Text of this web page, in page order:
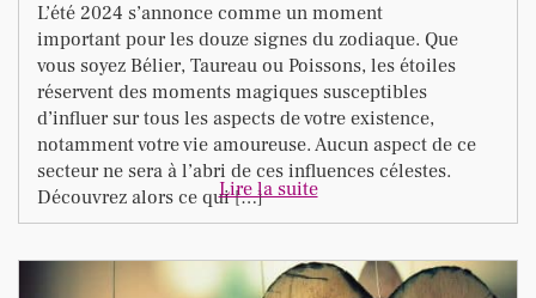
L’été 2024 s’annonce comme un moment
important pour les douze signes du zodiaque. Que
vous soyez Bélier, Taureau ou Poissons, les étoiles
réservent des moments magiques susceptibles
d’influer sur tous les aspects de votre existence,
notamment votre vie amoureuse. Aucun aspect de ce
secteur ne sera à l’abri de ces influences célestes.
Découvrez alors ce qui […]Lire la suite